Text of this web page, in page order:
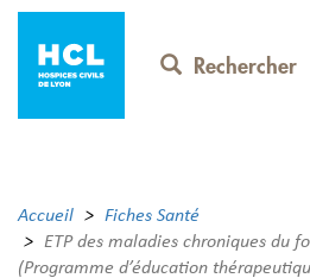
Aller
contenu
principal
Rechercher
Accueil
Fiches Santé
ETP des maladies chroniques du
(Programme d’éducation